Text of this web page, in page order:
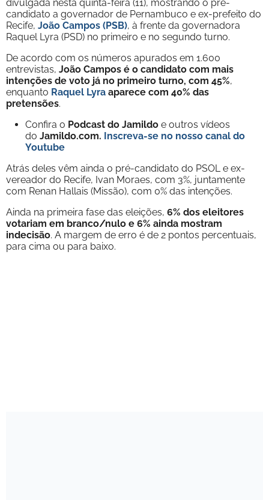
divulgada nesta quinta-feira (11), mostrando o pré-
candidato a governador de Pernambuco e ex-prefeito do
Recife, João Campos (PSB), à frente da governadora
Raquel Lyra (PSD) no primeiro e no segundo turno.
De acordo com os números apurados em 1.600
entrevistas, João Campos é o candidato com mais
intenções de voto já no primeiro turno, com 45%,
enquanto Raquel Lyra aparece com 40% das
pretensões.
Confira o Podcast do Jamildo e outros vídeos
do Jamildo.com. Inscreva-se no nosso canal do
Youtube
Atrás deles vêm ainda o pré-candidato do PSOL e ex-
vereador do Recife, Ivan Moraes, com 3%, juntamente
com Renan Hallais (Missão), com 0% das intenções.
Ainda na primeira fase das eleições, 6% dos eleitores
votariam em branco/nulo e 6% ainda mostram
indecisão. A margem de erro é de 2 pontos percentuais,
para cima ou para baixo.